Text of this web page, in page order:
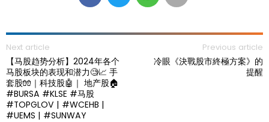
Next article
【马股趋势分析】2024年各个
马股板块的表现和潜力🧐📈 手
套股🧤｜科技股🤖｜ 地产股🏠
#BURSA #KLSE #马股
#TOPGLOV | #WCEHB |
#UEMS | #SUNWAY
Previous article
冷眼《決戰股市終極方案》的
提醒